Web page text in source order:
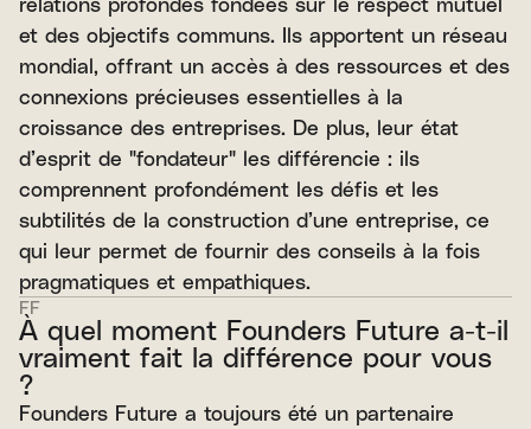
et des objectifs communs. Ils apportent un réseau
mondial, offrant un accès à des ressources et des
connexions précieuses essentielles à la
croissance des entreprises. De plus, leur état
d’esprit de "fondateur" les différencie : ils
comprennent profondément les défis et les
subtilités de la construction d’une entreprise, ce
qui leur permet de fournir des conseils à la fois
pragmatiques et empathiques.
FF
À quel moment Founders Future a-t-il
vraiment fait la différence pour vous
?
Founders Future a toujours été un partenaire